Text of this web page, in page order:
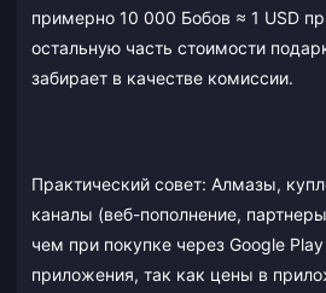
примерно 10 000 Бобов ≈ 1 USD
остальную часть стоимости
забирает в качестве комиссии.
Практический совет: Алмазы,
каналы (веб-пополнение,
чем при покупке через Google
приложения, так как цены в